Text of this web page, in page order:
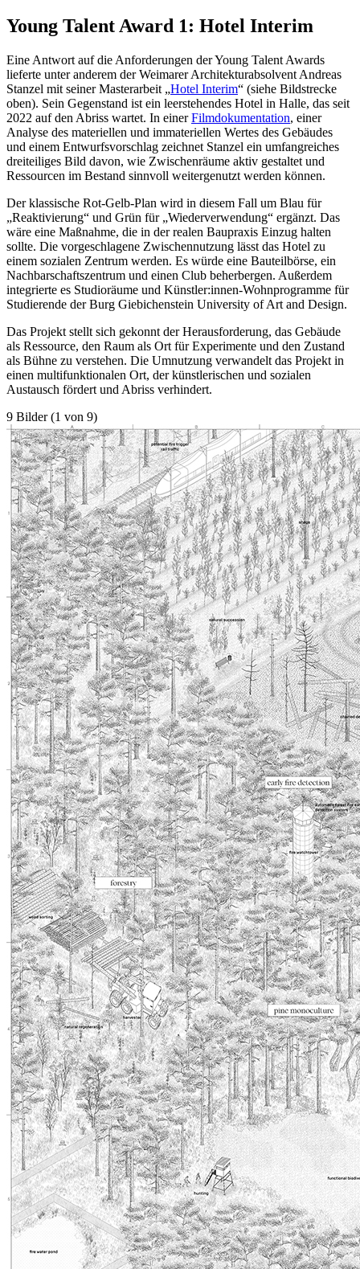
Young Talent Award 1: Hotel Interim
Eine Antwort auf die Anforderungen der Young Talent Awards
lieferte unter anderem der Weimarer Architekturabsolvent Andreas
Stanzel mit seiner Masterarbeit „Hotel Interim“ (siehe Bildstrecke
oben). Sein Gegenstand ist ein leerstehendes Hotel in Halle, das seit
2022 auf den Abriss wartet. In einerFilmdokumentation, einer
Analyse des materiellen und immateriellen Wertes des Gebäudes
und einem Entwurfsvorschlag zeichnet Stanzel ein umfangreiches
dreiteiliges Bild davon, wie Zwischenräume aktiv gestaltet und
Ressourcen im Bestand sinnvoll weitergenutzt werden können.
Der klassische Rot-Gelb-Plan wird in diesem Fall um Blau für
„Reaktivierung“ und Grün für „Wiederverwendung“ ergänzt. Das
wäre eine Maßnahme, die in der realen Baupraxis Einzug halten
sollte. Die vorgeschlagene Zwischennutzung lässt das Hotel zu
einem sozialen Zentrum werden. Es würde eine Bauteilbörse, ein
Nachbarschaftszentrum und einen Club beherbergen. Außerdem
integrierte es Studioräume und Künstler:innen-Wohnprogramme für
Studierende der Burg Giebichenstein University of Art and Design.
Das Projekt stellt sich gekonnt der Herausforderung, das Gebäude
als Ressource, den Raum als Ort für Experimente und den Zustand
als Bühne zu verstehen. Die Umnutzung verwandelt das Projekt in
einen multifunktionalen Ort, der künstlerischen und sozialen
Austausch fördert und Abriss verhindert.
9 Bilder (1 von 9)